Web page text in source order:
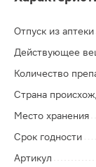
Отпуск из аптеки
Действующее
Количество
Страна
Место хранения
Срок годности
Артикул